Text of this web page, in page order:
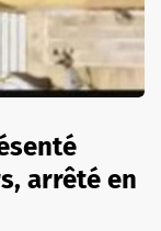
arrêté en